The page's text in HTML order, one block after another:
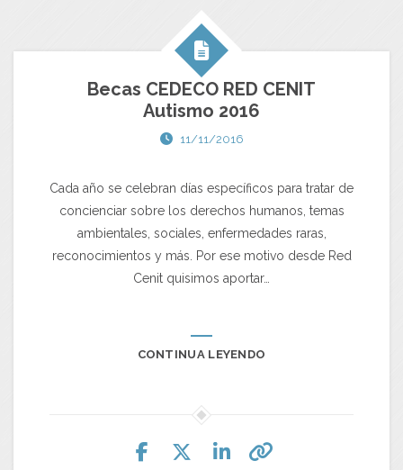
Becas CEDECO RED CENIT
Autismo 2016
11/11/2016
Cada año se celebran días específicos para tratar de
concienciar sobre los derechos humanos, temas
ambientales, sociales, enfermedades raras,
reconocimientos y más. Por ese motivo desde Red
Cenit quisimos aportar…
CONTINUA LEYENDO